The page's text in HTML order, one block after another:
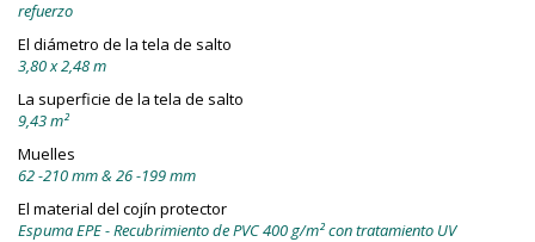
refuerzo
El diámetro de la tela de salto
3,80 x 2,48 m
La superficie de la tela de salto
9,43 m²
Muelles
62 -210 mm & 26 -199 mm
El material del cojín protector
Espuma EPE - Recubrimiento de PVC 400 g/m² con tratamiento UV